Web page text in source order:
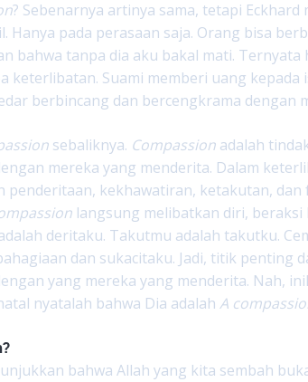
? Sebenarnya artinya sama, tetapi
Hanya pada perasaan saja. Orang bisa
bahwa tanpa dia aku bakal mati.
keterlibatan. Suami memberi uang
berbincang dan bercengkrama
sebaliknya. Compassion adalah
mereka yang menderita. Dalam
penderitaan, kekhawatiran, ketakutan,
langsung melibatkan diri,
deritaku. Takutmu adalah takutku.
dan sukacitaku. Jadi, titik penting
yang mereka yang menderita. Nah,
nyatalah bahwa Dia adalahA
bahwa Allah yang kita sembah